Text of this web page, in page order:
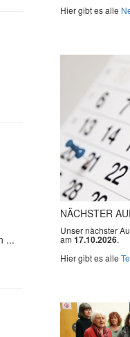
...
Hier gibt es alle
NÄCHSTER
Unser nächster
am 17.10.2026.
Hier gibt es alle